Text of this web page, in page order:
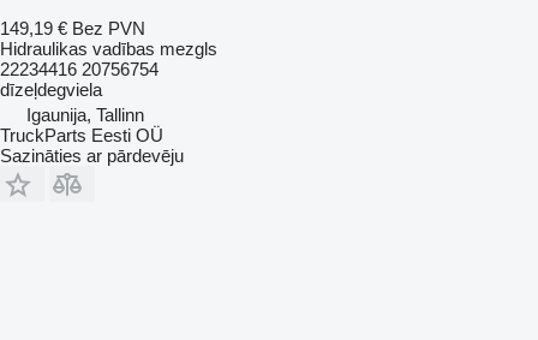
149,19 € Bez PVN
Hidraulikas vadības mezgls
22234416 20756754
dīzeļdegviela
Igaunija, Tallinn
TruckParts Eesti OÜ
Sazināties ar pārdevēju